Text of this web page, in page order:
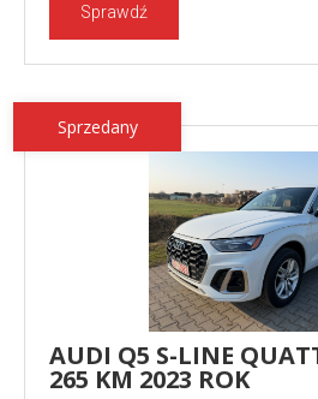
Sprawdź
Sprzedany
AUDI Q5 S-LINE
265 KM 2023 ROK